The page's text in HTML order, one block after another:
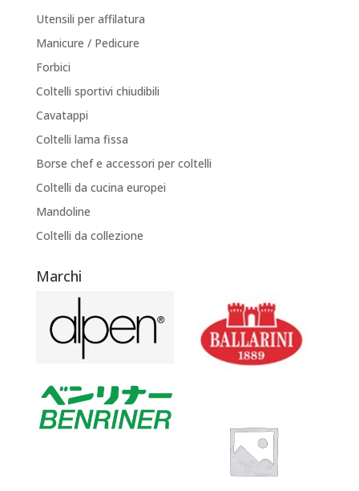
Utensili per affilatura
Manicure / Pedicure
Forbici
Coltelli sportivi chiudibili
Cavatappi
Coltelli lama fissa
Borse chef e accessori per coltelli
Coltelli da cucina europei
Mandoline
Coltelli da collezione
Marchi